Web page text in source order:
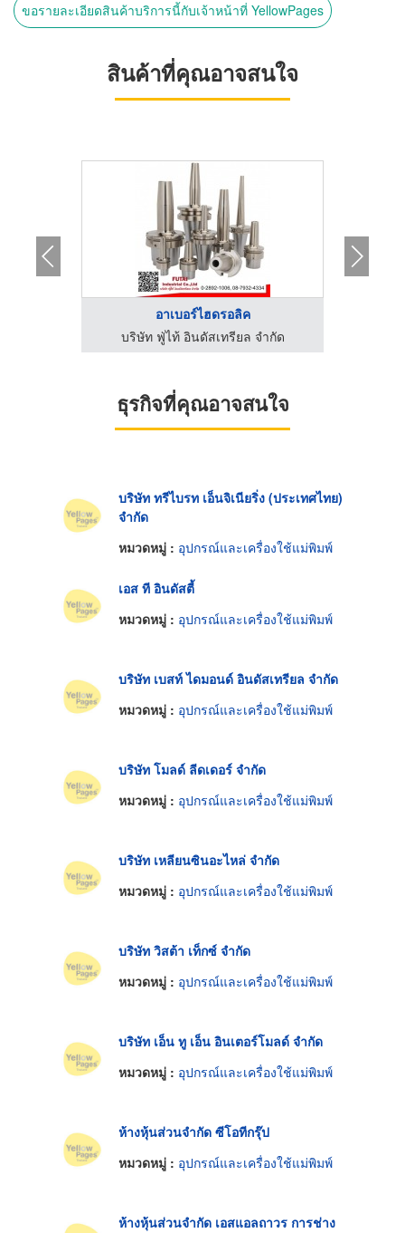
ขอรายละเอียดสินค้าบริการนี้กับเจ้าหน้าที่ YellowPages
สินค้าที่คุณอาจสนใจ
อาเบอร์ไฮดรอลิค
บริษัท ฟู่ไท้ อินดัสเทรียล จำกัด
ธุรกิจที่คุณอาจสนใจ
บริษัท ทรีไบรท เอ็นจิเนียริ่ง (ประเทศไทย)
จำกัด
หมวดหมู่ : อุปกรณ์และเครื่องใช้แม่พิมพ์
เอส ที อินดัสตี้
หมวดหมู่ : อุปกรณ์และเครื่องใช้แม่พิมพ์
บริษัท เบสท์ ไดมอนด์ อินดัสเทรียล จำกัด
หมวดหมู่ : อุปกรณ์และเครื่องใช้แม่พิมพ์
บริษัท โมลด์ ลีดเดอร์ จำกัด
หมวดหมู่ : อุปกรณ์และเครื่องใช้แม่พิมพ์
บริษัท เหลียนซินอะไหล่ จำกัด
หมวดหมู่ : อุปกรณ์และเครื่องใช้แม่พิมพ์
บริษัท วิสต้า เท็กซ์ จำกัด
หมวดหมู่ : อุปกรณ์และเครื่องใช้แม่พิมพ์
บริษัท เอ็น ทู เอ็น อินเตอร์โมลด์ จำกัด
หมวดหมู่ : อุปกรณ์และเครื่องใช้แม่พิมพ์
ห้างหุ้นส่วนจำกัด ซีโอทีกรุ๊ป
หมวดหมู่ : อุปกรณ์และเครื่องใช้แม่พิมพ์
ห้างหุ้นส่วนจำกัด เอสแอลถาวร การช่าง